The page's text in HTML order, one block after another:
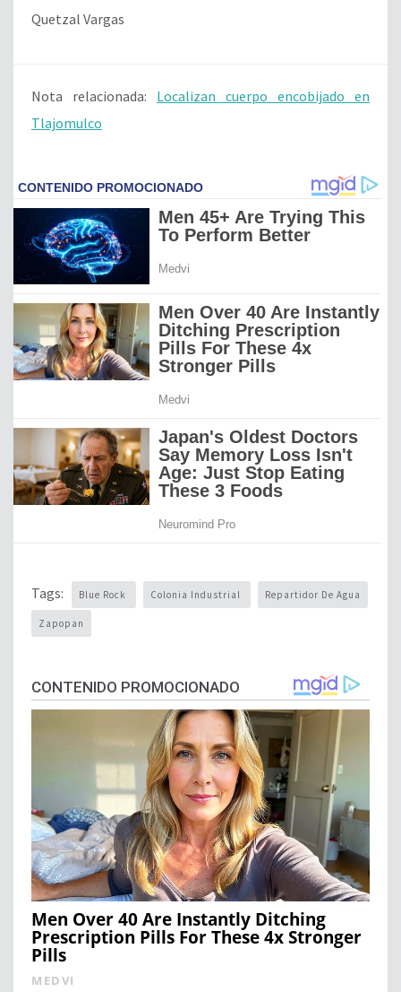
Quetzal Vargas
Nota relacionada: Localizan cuerpo encobijado en
Tlajomulco
Tags: Blue Rock Colonia Industrial Repartidor De Agua
Zapopan
CONTENIDO PROMOCIONADO
Men Over 40 Are Instantly Ditching
Prescription Pills For These 4x Stronger
Pills
MEDVI